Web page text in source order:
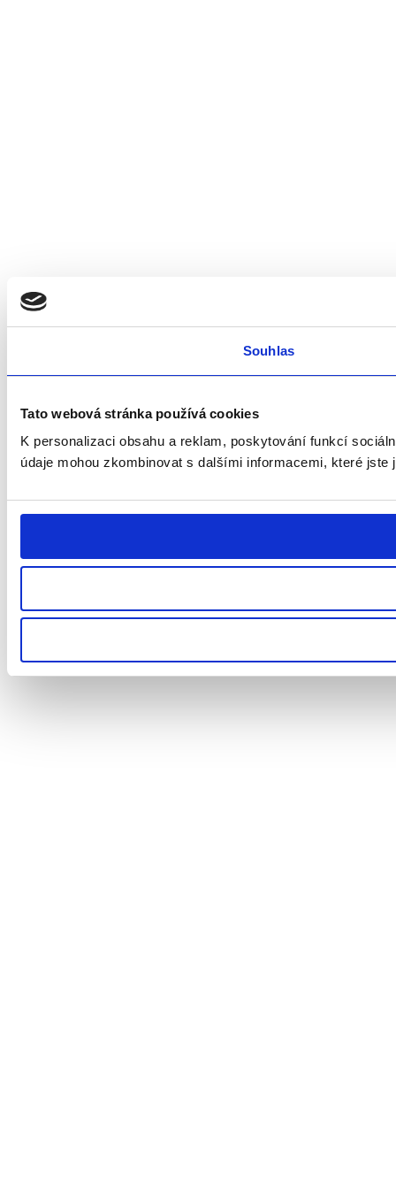
Souhlas
Tato webová stránka používá cookies
K personalizaci obsahu a reklam, poskytování funkcí
údaje mohou zkombinovat s dalšími informacemi, které